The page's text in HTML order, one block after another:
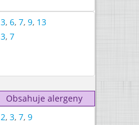
3, 6, 7, 9, 13
3, 7
Obsahuje alergeny
2, 3, 7, 9